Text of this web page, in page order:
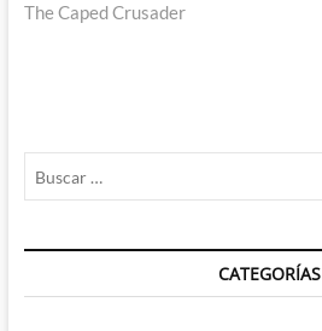
The Caped Crusader
CATEGORÍAS